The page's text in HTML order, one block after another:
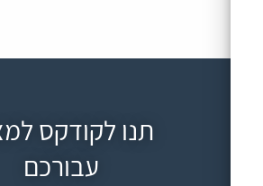
תנו לקודקס למצוא
עבורכם